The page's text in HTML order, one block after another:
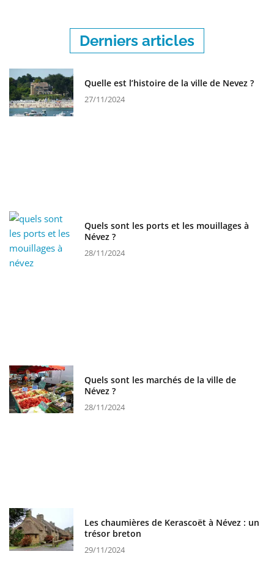
Derniers articles
Quelle est l’histoire de la ville de Nevez ?
27/11/2024
Quels sont les ports et les mouillages à
Névez ?
28/11/2024
Quels sont les marchés de la ville de
Névez ?
28/11/2024
Les chaumières de Kerascoët à Névez : un
trésor breton
29/11/2024